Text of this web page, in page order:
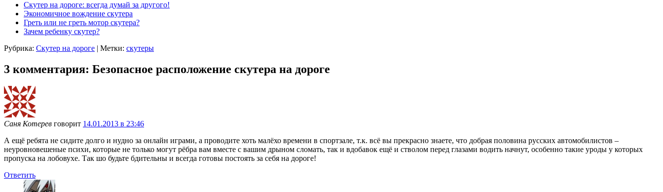
Скутер на дороге: всегда думай за другого!
Экономичное вождение скутера
Греть или не греть мотор скутера?
Зачем ребенку скутер?
Рубрика: Скутер на дороге | Метки: скутеры
3 комментария: Безопасное расположение скутера на дороге
Саня Котерев говорит 14.01.2013 в 23:46
А ещё ребята не сидите долго и нудно за онлайн играми, а проводите хоть малёхо времени в спортзале, т.к. всё вы прекрасно знаете, что добрая половина русских автомобилистов –
неуровновешеные психи, которые не только могут рёбра вам вместе с вашим дрыном сломать, так и вдобавок ещё и стволом перед глазами водить начнут, особенно такие уроды у которых
пропуска на лобовухе. Так шо будьте бдительны и всегда готовы постоять за себя на дороге!
Ответить